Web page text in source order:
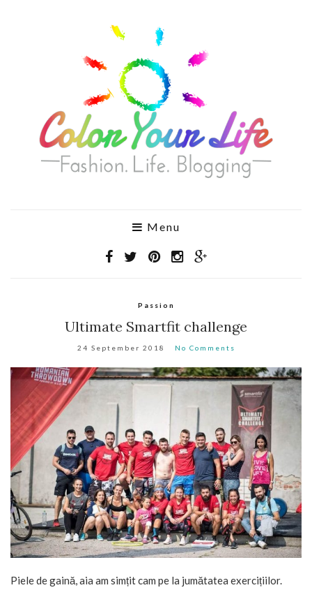
Menu
Passion
Ultimate Smartfit challenge
24 September 2018 No Comments
Piele de gaină, aia am simțit cam pe la jumătatea exercițiilor.